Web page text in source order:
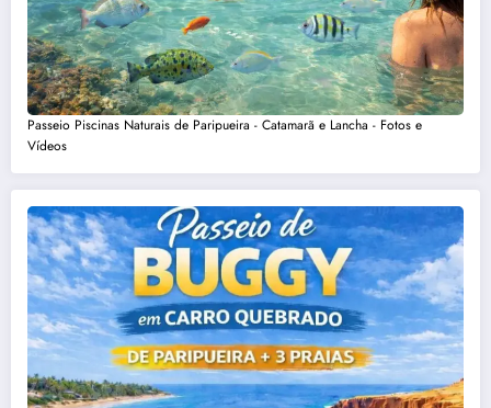
Passeio Piscinas Naturais de Paripueira - Catamarã e Lancha - Fotos e
Vídeos